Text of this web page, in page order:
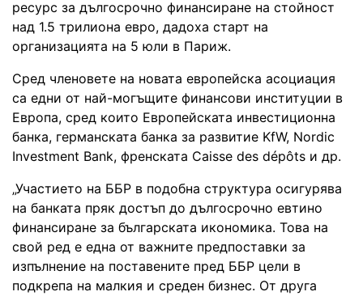
ресурс за дългосрочно финансиране на стойност
над 1.5 трилиона евро, дадоха старт на
организацията на 5 юли в Париж.
Сред членовете на новата европейска асоциация
са едни от най-могъщите финансови институции в
Европа, сред които Европейската инвестиционна
банка, германската банка за развитие KfW, Nordic
Investment Bank, френската Caisse des dépôts и др.
„Участието на ББР в подобна структура осигурява
на банката пряк достъп до дългосрочно евтино
финансиране за българската икономика. Това на
свой ред е една от важните предпоставки за
изпълнение на поставените пред ББР цели в
подкрепа на малкия и среден бизнес. От друга